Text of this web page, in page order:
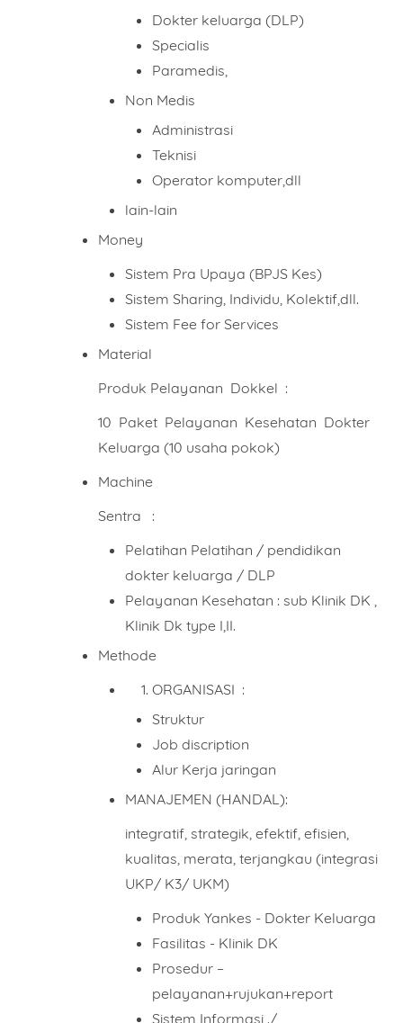
Dokter keluarga (DLP)
Specialis
Paramedis,
Non Medis
Administrasi
Teknisi
Operator komputer,dll
lain-lain
Money
Sistem Pra Upaya (BPJS Kes)
Sistem Sharing, Individu, Kolektif,dll.
Sistem Fee for Services
Material
Produk Pelayanan Dokkel :
10 Paket Pelayanan Kesehatan Dokter
Keluarga (10 usaha pokok)
Machine
Sentra :
Pelatihan Pelatihan / pendidikan
dokter keluarga / DLP
Pelayanan Kesehatan : sub Klinik DK ,
Klinik Dk type I,II.
Methode
ORGANISASI :
Struktur
Job discription
Alur Kerja jaringan
MANAJEMEN (HANDAL):
integratif, strategik, efektif, efisien,
kualitas, merata, terjangkau (integrasi
UKP/ K3/ UKM)
Produk Yankes - Dokter Keluarga
Fasilitas - Klinik DK
Prosedur –
pelayanan+rujukan+report
Sistem Informasi ./
Mobile Phone Number
Item Choices
This order requires the WhatsApp application.